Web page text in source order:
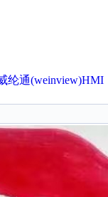
纶通(weinview)HMI